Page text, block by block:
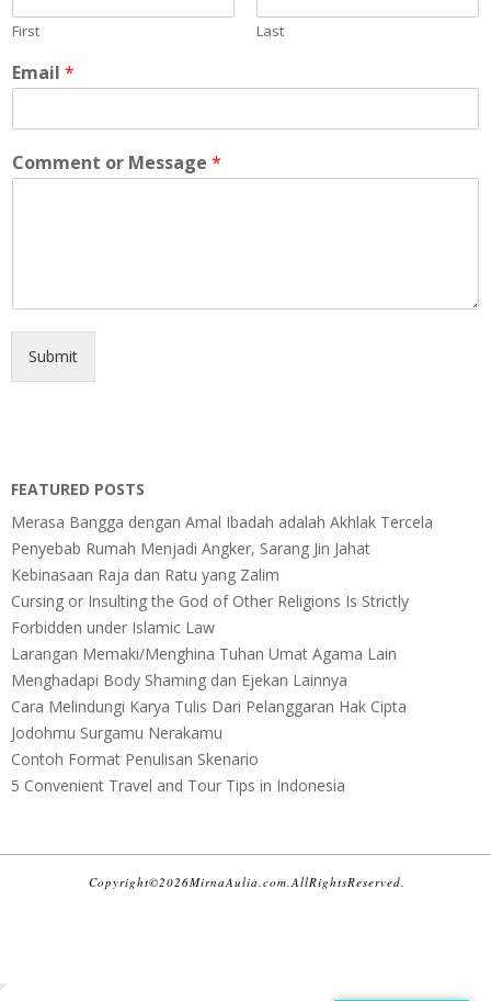
First Last
Email *
Comment or Message *
Submit
FEATURED POSTS
Merasa Bangga dengan Amal Ibadah adalah Akhlak Tercela
Penyebab Rumah Menjadi Angker, Sarang Jin Jahat
Kebinasaan Raja dan Ratu yang Zalim
Cursing or Insulting the God of Other Religions Is Strictly
Forbidden under Islamic Law
Larangan Memaki/Menghina Tuhan Umat Agama Lain
Menghadapi Body Shaming dan Ejekan Lainnya
Cara Melindungi Karya Tulis Dari Pelanggaran Hak Cipta
Jodohmu Surgamu Nerakamu
Contoh Format Penulisan Skenario
5 Convenient Travel and Tour Tips in Indonesia
C o p y r i g h t © 2 0 2 6 M i r n a A u l i a . c o m . A l l R i g h t s R e s e r v e d .